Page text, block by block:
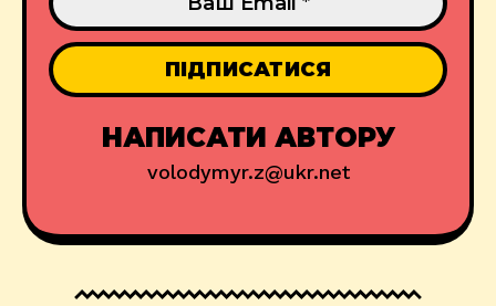
НАПИСАТИ АВТОРУ
volodymyr.z@ukr.net